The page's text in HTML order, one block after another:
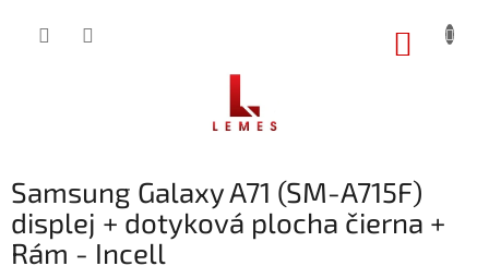
Samsung Galaxy A71 (SM-A715F)
displej + dotyková plocha čierna +
Rám - Incell